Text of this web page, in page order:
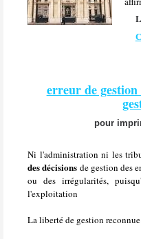
erreur de gestion
pour
Ni l'administration ni les
des décisions de gestion des
ou des irrégularités,
l'exploitation
La liberté de gestion